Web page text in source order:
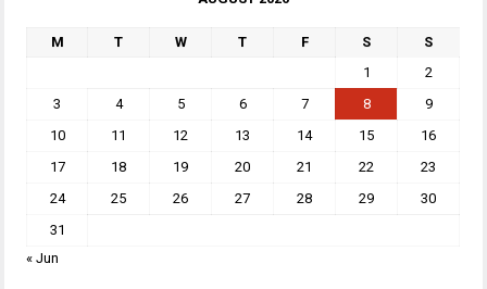
M T W T F S
S
1
2
3
4 5 6 7 8
9
10
11 12 13 14 15
16
17
18 19 20 21 22
23
24
25 26 27 28 29
30
31
« Jun